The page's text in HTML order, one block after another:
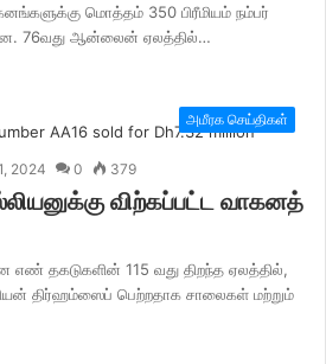
மொத்தம் 350 பிரீமியம் நம்பர்
76வது ஆன்லைன் ஏலத்தில்…
அமீரக செய்திகள்
2024 0 379
விற்கப்பட்ட வாகனத்
எண் தகடுகளின் 115 வது திறந்த ஏலத்தில்,
திர்ஹம்ஸைப் பெற்றதாக சாலைகள் மற்றும்